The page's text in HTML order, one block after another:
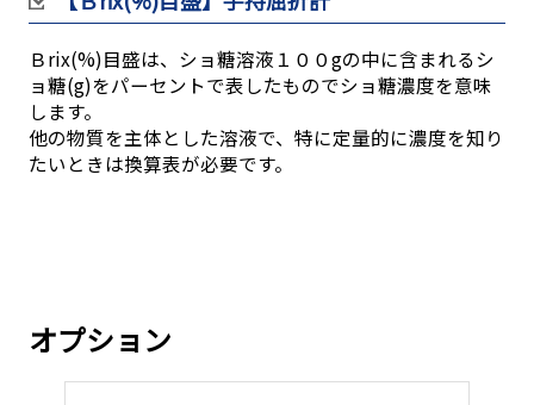
Ｂrix(%)目盛は、ショ糖溶液１００gの中に含まれるシ
ョ糖(g)をパーセントで表したものでショ糖濃度を意味
します。
他の物質を主体とした溶液で、特に定量的に濃度を知り
たいときは換算表が必要です。
オプション